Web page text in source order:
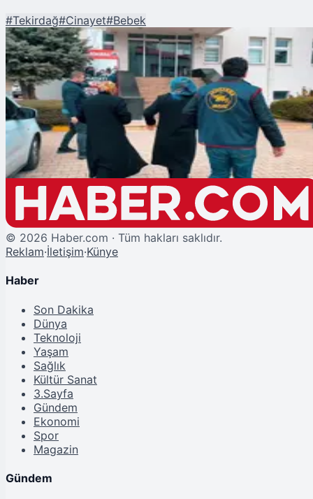
#Tekirdağ#Cinayet#Bebek
Şu An Okunan
Tekirdağ'da Dehşet! 2 Günlük Bebeği 'Aile Meclisi' Kararıyla Öldürüp
Gömdüler!
© 2026 Haber.com · Tüm hakları saklıdır.
Reklam·İletişim·Künye
Haber
Son Dakika
Dünya
Teknoloji
Yaşam
Sağlık
Kültür Sanat
3.Sayfa
Gündem
Ekonomi
Spor
Magazin
Gündem